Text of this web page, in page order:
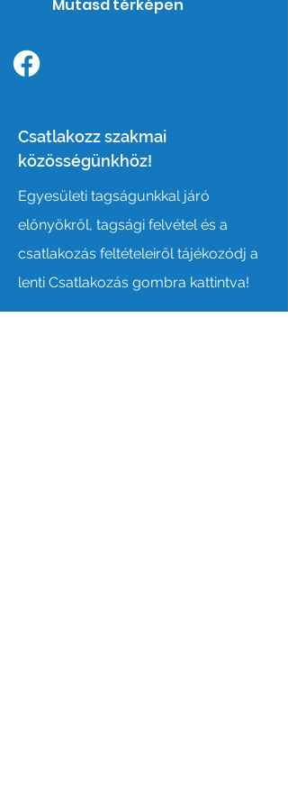
Mutasd térképen
Kövess minket a facebook-on!
Csatlakozz szakmai
közösségünkhöz!
Egyesületi tagságunkkal járó
előnyökről, tagsági felvétel és a
csatlakozás feltételeiről tájékozódj a
lenti Csatlakozás gombra kattintva!